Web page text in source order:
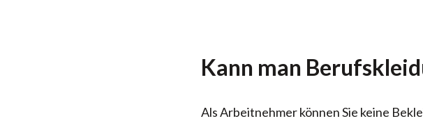
Kann man
Als Arbeitnehmer können Sie keine